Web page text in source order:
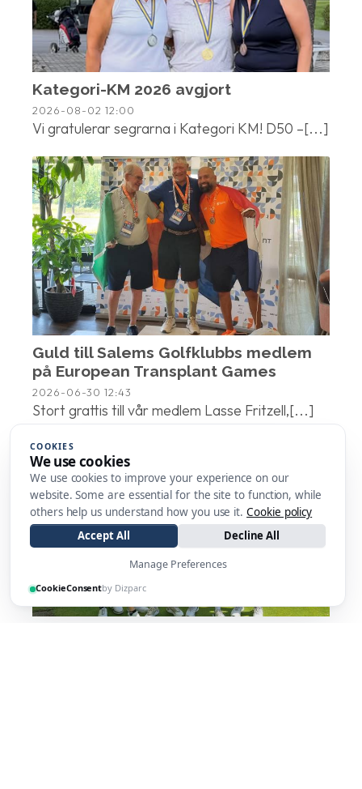
Kategori-KM 2026 avgjort
2026-08-02 12:00
Vi gratulerar segrarna i Kategori KM! D50 –[...]
Guld till Salems Golfklubbs medlem
på European Transplant Games
2026-06-30 12:43
Stort grattis till vår medlem Lasse Fritzell,[...]
COOKIES
We use cookies
We use cookies to improve your experience on our
website. Some are essential for the site to function, while
others help us understand how you use it. Cookie policy
Accept All
Decline All
Manage Preferences
CookieConsentby Dizparc